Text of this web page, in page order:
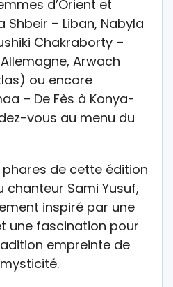
d’Orient et
Shbeir – Liban, Nabyla
Chakraborty –
Arwach
ou encore
– De Fès à Konya-
vous au menu du
phares de cette édition
Sami Yusuf,
inspiré par une
une fascination pour
empreinte de